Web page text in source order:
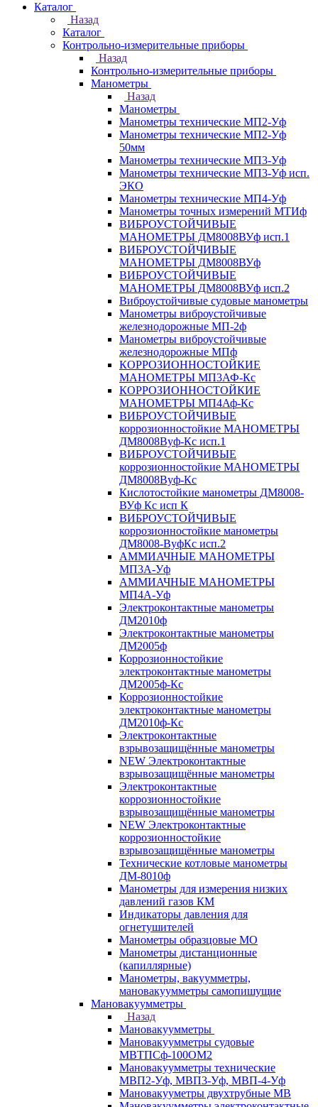
Каталог
Назад
Каталог
Контрольно-измерительные приборы
Назад
Контрольно-измерительные приборы
Манометры
Назад
Манометры
Манометры технические МП2-Уф
Манометры технические МП2-Уф
50мм
Манометры технические МП3-Уф
Манометры технические МП3-Уф исп.
ЭКО
Манометры технические МП4-Уф
Манометры точных измерений МТИф
ВИБРОУСТОЙЧИВЫЕ
МАНОМЕТРЫ ДМ8008ВУф исп.1
ВИБРОУСТОЙЧИВЫЕ
МАНОМЕТРЫ ДМ8008ВУф
ВИБРОУСТОЙЧИВЫЕ
МАНОМЕТРЫ ДМ8008ВУф исп.2
Виброустойчивые судовые манометры
Манометры виброустойчивые
железнодорожные МП-2ф
Манометры виброустойчивые
железнодорожные МПф
КОРРОЗИОННОСТОЙКИЕ
МАНОМЕТРЫ МП3АФ-Кс
КОРРОЗИОННОСТОЙКИЕ
МАНОМЕТРЫ МП4Аф-Кс
ВИБРОУСТОЙЧИВЫЕ
коррозионностойкие МАНОМЕТРЫ
ДМ8008Вуф-Кс исп.1
ВИБРОУСТОЙЧИВЫЕ
коррозионностойкие МАНОМЕТРЫ
ДМ8008Вуф-Кс
Кислотостойкие манометры ДМ8008-
ВУф Кс исп К
ВИБРОУСТОЙЧИВЫЕ
коррозионностойкие манометры
ДМ8008-ВуфКс исп.2
АММИАЧНЫЕ МАНОМЕТРЫ
МП3А-Уф
АММИАЧНЫЕ МАНОМЕТРЫ
МП4А-Уф
Электроконтактные манометры
ДМ2010ф
Электроконтактные манометры
ДМ2005ф
Коррозионностойкие
электроконтактные манометры
ДМ2005ф-Кс
Коррозионностойкие
электроконтактные манометры
ДМ2010ф-Кс
Электроконтактные
взрывозащищённые манометры
NEW Электроконтактные
взрывозащищённые манометры
Электроконтактные
коррозионностойкие
взрывозащищённые манометры
NEW Электроконтактные
коррозионностойкие
взрывозащищённые манометры
Технические котловые манометры
ДМ-8010ф
Манометры для измерения низких
давлений газов КМ
Индикаторы давления для
огнетушителей
Манометры образцовые МО
Манометры дистанционные
(капиллярные)
Манометры, вакуумметры,
мановакуумметры самопишущие
Мановакуумметры
Назад
Мановакуумметры
Мановакуумметры судовые
МВТПСф-100ОМ2
Мановакуумметры технические
МВП2-Уф, МВП3-Уф, МВП-4-Уф
Мановакууметры двухтрубные МВ